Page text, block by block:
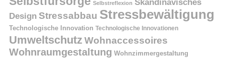
Selbstreflexion Skandinavisches
Design Stressabbau Stressbewältigung
Technologische Innovation Technologische Innovationen
Umweltschutz Wohnaccessoires
Wohnraumgestaltung Wohnzimmergestaltung